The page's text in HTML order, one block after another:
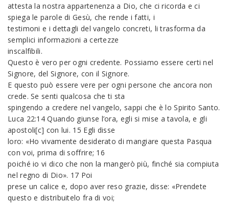
attesta la nostra appartenenza a Dio, che ci ricorda e ci
spiega le parole di Gesù, che rende i fatti, i
testimoni e i dettagli del vangelo concreti, li trasforma da
semplici informazioni a certezze
inscalfibili.
Questo è vero per ogni credente. Possiamo essere certi nel
Signore, del Signore, con il Signore.
E questo può essere vere per ogni persone che ancora non
crede. Se senti qualcosa che ti sta
spingendo a credere nel vangelo, sappi che è lo Spirito Santo.
Luca 22:14 Quando giunse l’ora, egli si mise a tavola, e gli
apostoli[c] con lui. 15 Egli disse
loro: «Ho vivamente desiderato di mangiare questa Pasqua
con voi, prima di soffrire; 16
poiché io vi dico che non la mangerò più, finché sia compiuta
nel regno di Dio». 17 Poi
prese un calice e, dopo aver reso grazie, disse: «Prendete
questo e distribuitelo fra di voi;